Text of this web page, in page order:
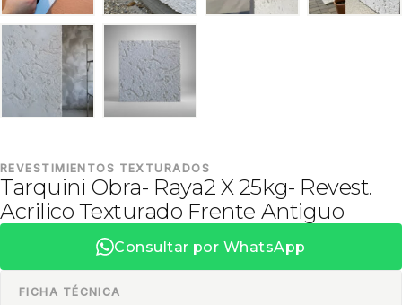
REVESTIMIENTOS TEXTURADOS
Tarquini Obra- Raya2 X 25kg- Revest.
Acrilico Texturado Frente Antiguo
Consultar por WhatsApp
FICHA TÉCNICA